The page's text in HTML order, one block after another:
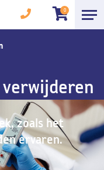
0
zoals het
ervaren.